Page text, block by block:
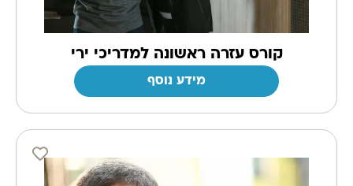
קורס עזרה ראשונה למדריכי ירי
מידע נוסף